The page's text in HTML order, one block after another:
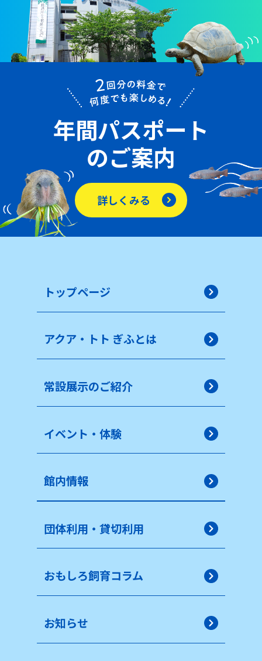
年間パスポート
のご案内
詳しくみる
トップページ
アクア・トト ぎふとは
常設展示のご紹介
イベント・体験
館内情報
団体利用・貸切利用
おもしろ飼育コラム
お知らせ